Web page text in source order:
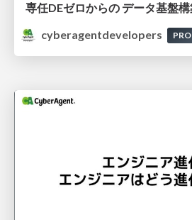
cyberagentdevelopers
PRO